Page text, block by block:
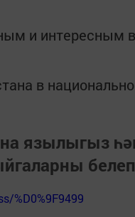
и интересным в
в
язылыгыз
%D0%9F9499